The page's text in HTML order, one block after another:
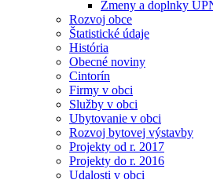
Zmeny a doplnky
Rozvoj obce
Štatistické údaje
História
Obecné noviny
Cintorín
Firmy v obci
Služby v obci
Ubytovanie v obci
Rozvoj bytovej výstavby
Projekty od r. 2017
Projekty do r. 2016
Udalosti v obci